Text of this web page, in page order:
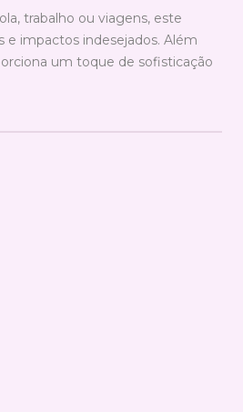
trabalho ou viagens, este
impactos indesejados. Além
um toque de sofisticação